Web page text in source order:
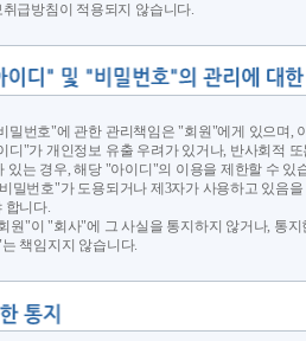
급방침이 적용되지 않습니다.
번호"에 관한 관리책임은 "회원"에게 있으며,
"가 개인정보 유출 우려가 있거나, 반사회적
는 경우, 해당 "아이디"의 이용을 제한할 수 있
번호"가 도용되거나 제3자가 사용하고 있음
합니다.
원"이 "회사"에 그 사실을 통지하지 않거나, 통
책임지지 않습니다.